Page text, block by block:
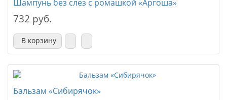
Шампунь без слез с ромашкой «Аргоша»
732 руб.
В корзину
Бальзам «Сибирячок»